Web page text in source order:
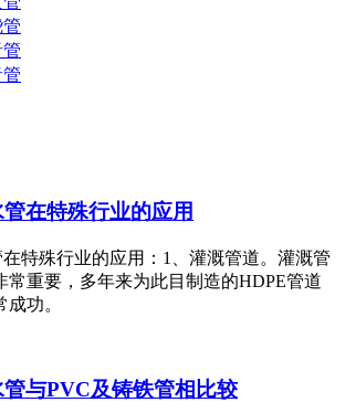
在特殊行业的应用
特殊行业的应用：1、灌溉管道。灌溉管
常重要，多年来为此目制造的HDPE管道
功。
与PVC及铸铁管相比较